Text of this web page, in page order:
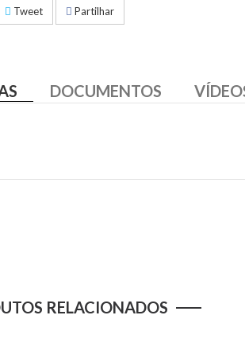
Tweet Partilhar
DOCUMENTOS
RELACIONADOS